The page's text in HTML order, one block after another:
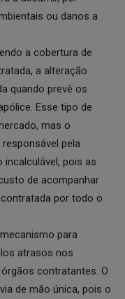
ou danos a
a cobertura de
a alteração
quando prevê os
Esse tipo de
mas o
pela
pois as
de acompanhar
por todo o
para
atrasos nos
contratantes. O
de mão única, pois o